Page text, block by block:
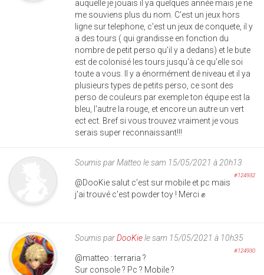
auquelle je jouais il ya quelques année mais je ne
me souviens plus du nom. C'est un jeux hors
ligne sur telephone, c'est un jeux de conquete, il y
a des tours ( qui grandisse en fonction du
nombre de petit perso qu'il y a dedans) et le bute
est de colonisé les tours jusqu'à ce qu'elle soi
toute a vous. Il y a énormément de niveau et il ya
plusieurs types de petits perso, ce sont des
perso de couleurs par exemple ton équipe est la
bleu, l'autre la rouge, et encore un autre un vert
ect ect. Bref si vous trouvez vraiment je vous
serais super reconnaissant!!!
Soumis parMatteo le sam 15/05/2021 à 20h13
#124932
@DooKie salut c'est sur mobile et pc mais
j'ai trouvé c'est powder toy ! Merci ✊
Soumis parDooKiele sam 15/05/2021 à 10h35
#124930
@matteo : terraria ?
Sur console ? Pc ? Mobile ?